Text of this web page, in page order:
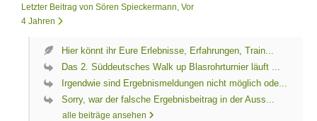
Letzter Beitrag von Sören Spieckermann , Vor
4 Jahren
Hier könnt ihr Eure Erlebnisse, Erfahrungen, Train...
Das 2. Süddeutsches Walk up Blasrohrturnier läuft ...
Irgendwie sind Ergebnismeldungen nicht möglich ode...
Sorry, war der falsche Ergebnisbeitrag in der Auss...
alle beiträge ansehen